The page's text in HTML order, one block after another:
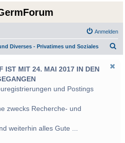
Anmelden
Diverses - Privatimes und Soziales
IST MIT 24. MAI 2017 IN DEN
und Postings
zwecks Recherche- und
weiterhin alles Gute ...